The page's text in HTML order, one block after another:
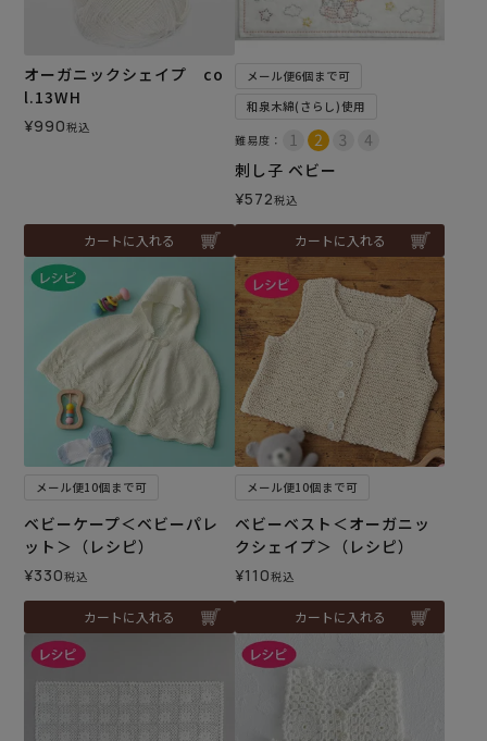
オーガニックシェイプ co
l.13WH
¥990税込
カートに入れる
メール便6個まで可
和泉木綿(さらし)使用
難易度：
刺し子 ベビー
¥572税込
カートに入れる
メール便10個まで可
ベビーケープ＜ベビーパレ
ット＞（レシピ）
¥330税込
カートに入れる
メール便10個まで可
ベビーベスト＜オーガニッ
クシェイプ＞（レシピ）
¥110税込
カートに入れる